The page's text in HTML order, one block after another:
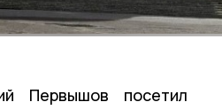
Первышов посетил